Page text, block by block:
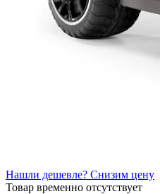
Нашли дешевле? Снизим цену
Товар временно отсутствует